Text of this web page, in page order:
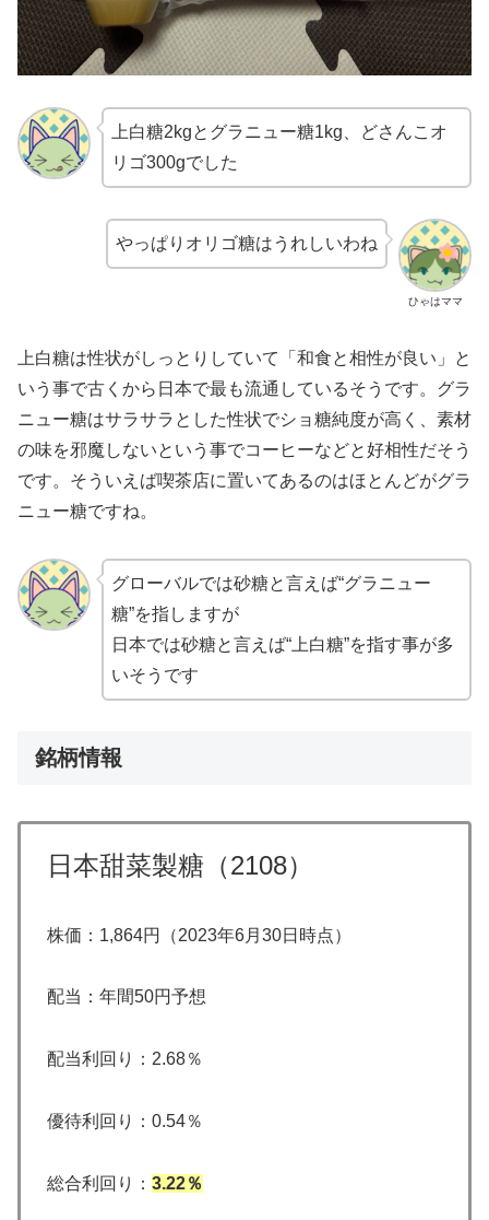
上白糖2kgとグラニュー糖1kg、どさんこオ
リゴ300gでした
ひゃはママ
やっぱりオリゴ糖はうれしいわね
上白糖は性状がしっとりしていて「和食と相性が良い」と
いう事で古くから日本で最も流通しているそうです。グラ
ニュー糖はサラサラとした性状でショ糖純度が高く、素材
の味を邪魔しないという事でコーヒーなどと好相性だそう
です。そういえば喫茶店に置いてあるのはほとんどがグラ
ニュー糖ですね。
グローバルでは砂糖と言えば“グラニュー
糖”を指しますが
日本では砂糖と言えば“上白糖”を指す事が多
いそうです
銘柄情報
日本甜菜製糖（2108）
株価：1,864円（2023年6月30日時点）
配当：年間50円予想
配当利回り：2.68％
優待利回り：0.54％
総合利回り： 3.22％